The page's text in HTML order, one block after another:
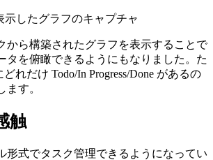
から構築されたグラフを表示することで
タを俯瞰できるようにもなりました。た
れだけ Todo/In Progress/Done があるの
ます。
触
形式でタスク管理できるようになってい